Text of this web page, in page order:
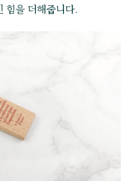
힘을 더해줍니다.